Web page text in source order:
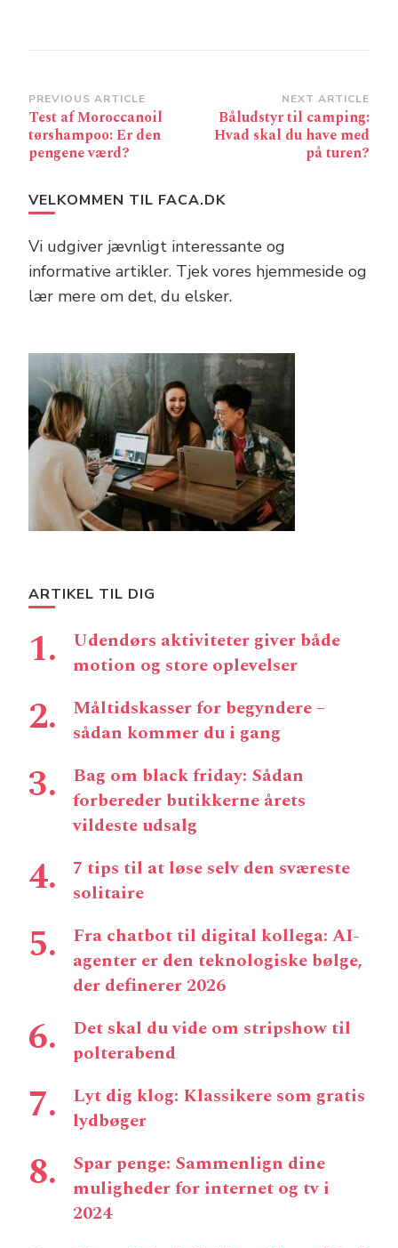
Post
Navigation
PREVIOUS ARTICLE
Test af Moroccanoil
tørshampoo: Er den
pengene værd?
NEXT ARTICLE
Båludstyr til camping:
Hvad skal du have med
på turen?
VELKOMMEN TIL FACA.DK
Vi udgiver jævnligt interessante og
informative artikler. Tjek vores hjemmeside og
lær mere om det, du elsker.
ARTIKEL TIL DIG
Udendørs aktiviteter giver både
motion og store oplevelser
Måltidskasser for begyndere –
sådan kommer du i gang
Bag om black friday: Sådan
forbereder butikkerne årets
vildeste udsalg
7 tips til at løse selv den sværeste
solitaire
Fra chatbot til digital kollega: AI-
agenter er den teknologiske bølge,
der definerer 2026
Det skal du vide om stripshow til
polterabend
Lyt dig klog: Klassikere som gratis
lydbøger
Spar penge: Sammenlign dine
muligheder for internet og tv i
2024